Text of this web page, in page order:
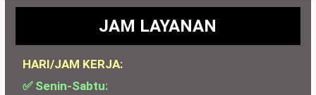
JAM LAYANAN
HARI/JAM KERJA:
✅ Senin-Sabtu: